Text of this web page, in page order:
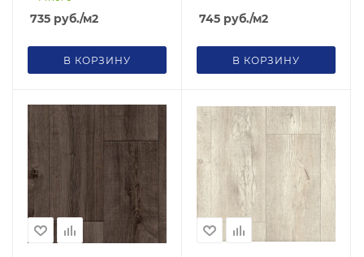
735 руб./м2
В КОРЗИНУ
745 руб./м2
В КОРЗИНУ